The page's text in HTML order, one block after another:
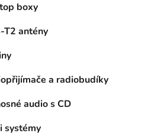
boxy
T2 antény
a radiobudíky
audio s CD
systémy